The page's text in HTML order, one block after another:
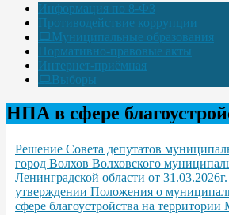
Информация по 8-ФЗ
Противодействие коррупции
Муниципальные образования
Нормативно-правовые акты
Интернет-приёмная
Выборы
НПА в сфере
Решение Совета депутатов
город Волхов Волховского
Ленинградской области от
утверждении Положения о
сфере благоустройства на